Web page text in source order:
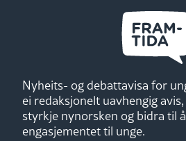
Nyheits- og debattavisa for
ei redaksjonelt uavhengig
styrkje nynorsken og bidra til
engasjementet til unge.